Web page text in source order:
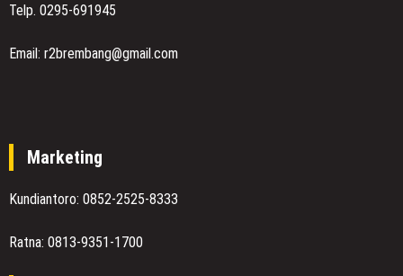
Telp. 0295-691945
Email: r2brembang@gmail.com
Marketing
Kundiantoro: 0852-2525-8333
Ratna: 0813-9351-1700